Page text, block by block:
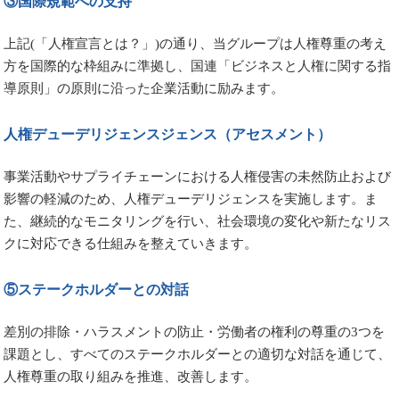
上記(「人権宣言とは？」)の通り、当グループは人権尊重の考え
方を国際的な枠組みに準拠し、国連「ビジネスと人権に関する指
導原則」の原則に沿った企業活動に励みます。
人権デューデリジェンスジェンス（アセスメント）
事業活動やサプライチェーンにおける人権侵害の未然防止および
影響の軽減のため、人権デューデリジェンスを実施します。ま
た、継続的なモニタリングを行い、社会環境の変化や新たなリス
クに対応できる仕組みを整えていきます。
⑤ステークホルダーとの対話
差別の排除・ハラスメントの防止・労働者の権利の尊重の3つを
課題とし、すべてのステークホルダーとの適切な対話を通じて、
人権尊重の取り組みを推進、改善します。